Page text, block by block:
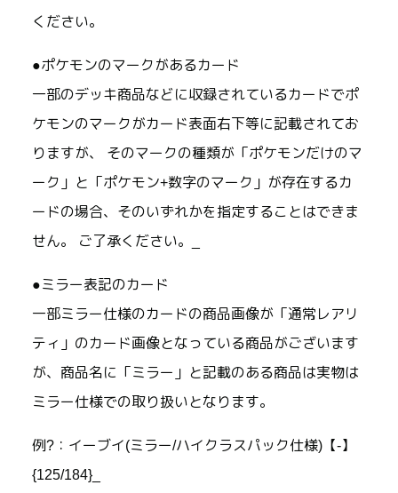
ください。
●ポケモンのマークがあるカード
一部のデッキ商品などに収録されているカードでポ
ケモンのマークがカード表面右下等に記載されてお
りますが、 そのマークの種類が「ポケモンだけのマ
ーク」と「ポケモン+数字のマーク」が存在するカ
ードの場合、そのいずれかを指定することはできま
せん。 ご了承ください。_
●ミラー表記のカード
一部ミラー仕様のカードの商品画像が「通常レアリ
ティ」のカード画像となっている商品がございます
が、商品名に「ミラー」と記載のある商品は実物は
ミラー仕様での取り扱いとなります。
例?：イーブイ(ミラー/ハイクラスパック仕様)【-】
{125/184}_